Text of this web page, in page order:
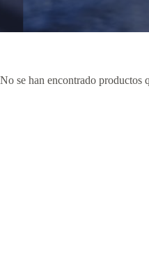
No se han encontrado productos